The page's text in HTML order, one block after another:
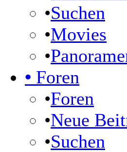
•Suchen
•Movies
•
• Foren
•Foren
•Neue
•Suchen